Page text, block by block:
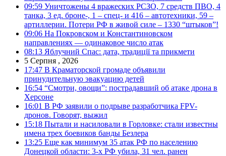
09:59 Уничтожены 4 вражеских РСЗО, 7 средств ПВО, 4
танка, 3 ед. броне-, 1 – спец- и 416 – автотехники, 59 –
артиллерии. Потери РФ в живой силе – 1330 “штыков”!
09:06 На Покровском и Константиновском
направлениях — одинаковое число атак
08:13 Яблучний Спас: дата, традиції та прикмети
5 Серпня , 2026
17:47 В Краматорской громаде объявили
принудительную эвакуацию детей
16:54 “Смотри, овощи”: пострадавший об атаке дрона в
Херсоне
16:01 В РФ заявили о подрыве разработчика FPV-
дронов. Говорят, выжил
15:18 Пытали и насиловали в Горловке: стали известны
имена трех боевиков банды Безлера
13:25 Еще как минимум 35 атак РФ по населению
Донецкой области: 3-х РФ убила, 31 чел. ранен